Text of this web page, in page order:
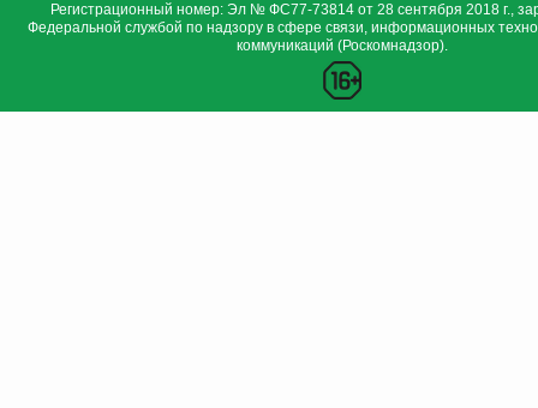
Регистрационный номер: Эл № ФС77-73814 от 28 сентября 2018 г.,
Федеральной службой по надзору в сфере связи, информационных
коммуникаций (Роскомнадзор).